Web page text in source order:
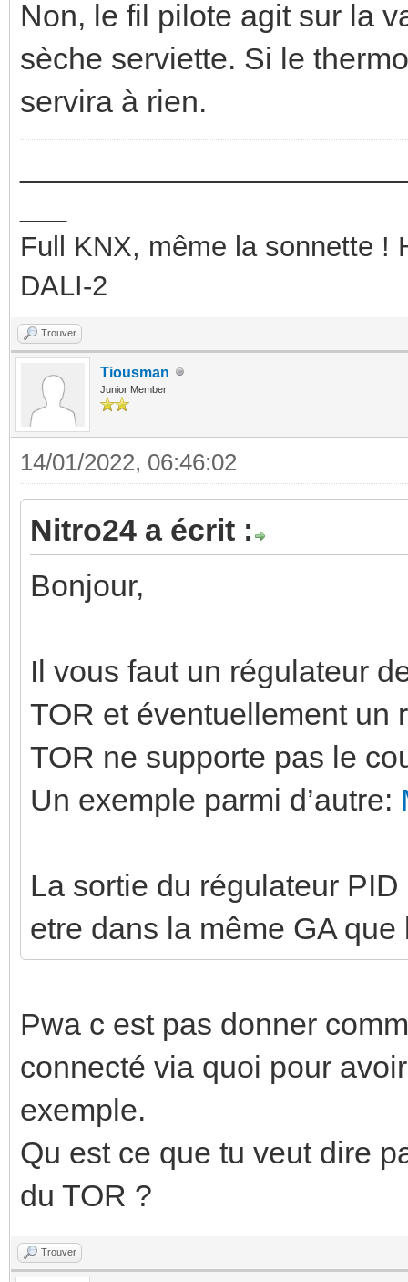
Non, le fil pilote agit sur la
sèche serviette. Si le
servira à rien.
Full KNX, même la sonnette !
DALI-2
Trouver
Tiousman
Junior Member
14/01/2022, 06:46:02
Nitro24 a écrit :
Bonjour,
Il vous faut un régulateur
TOR et éventuellement un
TOR ne supporte pas le
Un exemple parmi d’autre:
La sortie du régulateur
etre dans la même GA
Pwa c est pas donner
connecté via quoi pour
exemple.
Qu est ce que tu veut dire
du TOR ?
Trouver